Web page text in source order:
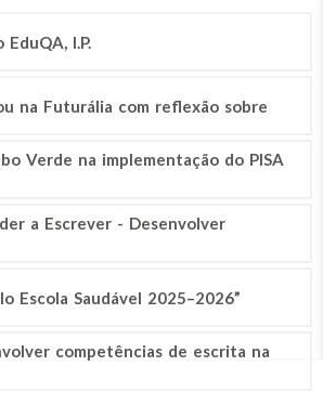
I.P.
na Futurália com reflexão sobre
Verde na implementação do PISA
a Escrever - Desenvolver
Escola Saudável 2025–2026”
competências de escrita na